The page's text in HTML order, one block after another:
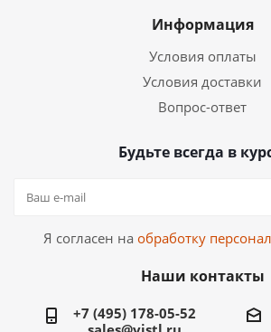
Информация
Условия оплаты
Условия доставки
Вопрос-ответ
Будьте всегда в
Я согласен на обработку
Наши контакты
+7 (495) 178-05-52